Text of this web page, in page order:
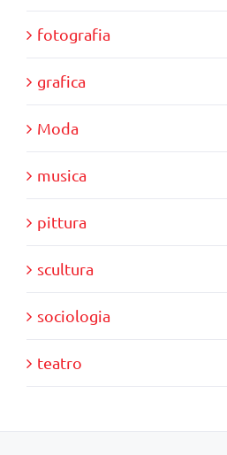
fotografia
grafica
Moda
musica
pittura
scultura
sociologia
teatro